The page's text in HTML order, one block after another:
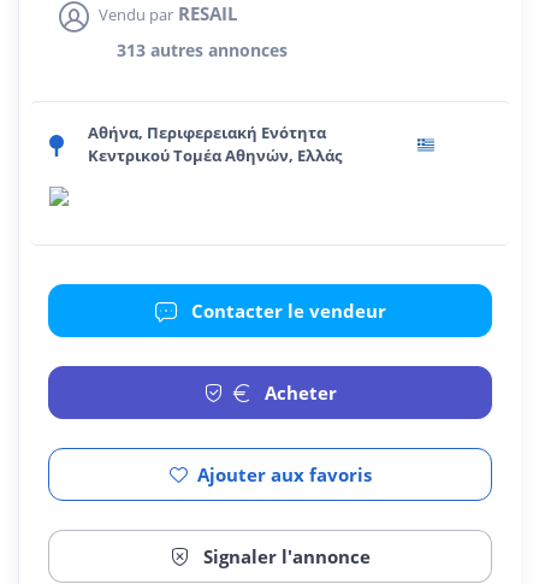
Vendu par RESAIL
313 autres annonces
Αθήνα, Περιφερειακή Ενότητα
Κεντρικού Τομέα Αθηνών, Ελλάς
Contacter le vendeur
Acheter
Ajouter aux favoris
Signaler l'annonce